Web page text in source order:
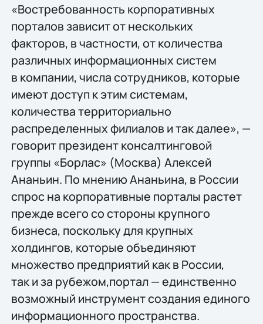
«Востребованность корпоративных
порталов зависит от нескольких
факторов, в частности, от количества
различных информационных систем
в компании, числа сотрудников, которые
имеют доступ к этим системам,
количества территориально
распределенных филиалов и так далее», —
говорит президент консалтинговой
группы «Борлас» (Москва) Алексей
Ананьин. По мнению Ананьина, в России
спрос на корпоративные порталы растет
прежде всего со стороны крупного
бизнеса, поскольку для крупных
холдингов, которые объединяют
множество предприятий как в России,
так и за рубежом,портал — единственно
возможный инструмент создания единого
информационного пространства.